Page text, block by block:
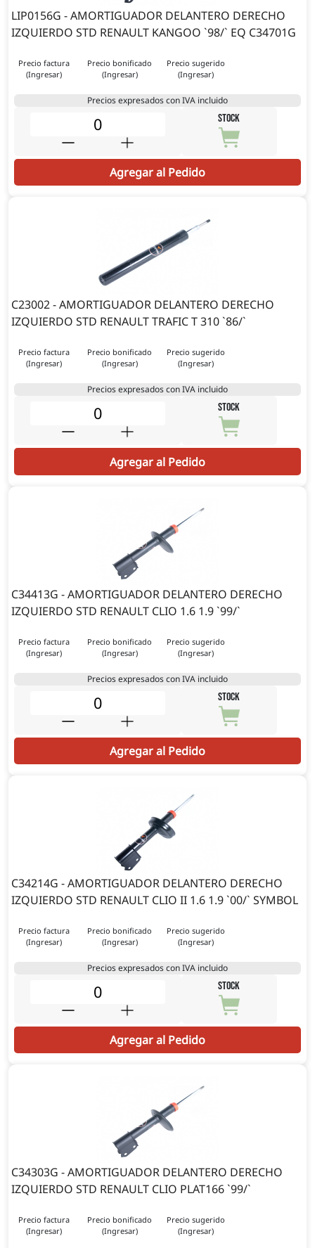
LIP0156G - AMORTIGUADOR DELANTERO DERECHO
IZQUIERDO STD RENAULT KANGOO `98/` EQ C34701G
Precio factura
(Ingresar)
Precio bonificado
(Ingresar)
Precio sugerido
(Ingresar)
Precios expresados con IVA incluido
STOCK
Agregar al Pedido
C23002 - AMORTIGUADOR DELANTERO DERECHO
IZQUIERDO STD RENAULT TRAFIC T 310 `86/`
Precio factura
(Ingresar)
Precio bonificado
(Ingresar)
Precio sugerido
(Ingresar)
Precios expresados con IVA incluido
STOCK
Agregar al Pedido
C34413G - AMORTIGUADOR DELANTERO DERECHO
IZQUIERDO STD RENAULT CLIO 1.6 1.9 `99/`
Precio factura
(Ingresar)
Precio bonificado
(Ingresar)
Precio sugerido
(Ingresar)
Precios expresados con IVA incluido
STOCK
Agregar al Pedido
C34214G - AMORTIGUADOR DELANTERO DERECHO
IZQUIERDO STD RENAULT CLIO II 1.6 1.9 `00/` SYMBOL
Precio factura
(Ingresar)
Precio bonificado
(Ingresar)
Precio sugerido
(Ingresar)
Precios expresados con IVA incluido
STOCK
Agregar al Pedido
C34303G - AMORTIGUADOR DELANTERO DERECHO
IZQUIERDO STD RENAULT CLIO PLAT166 `99/`
Precio factura
(Ingresar)
Precio bonificado
(Ingresar)
Precio sugerido
(Ingresar)